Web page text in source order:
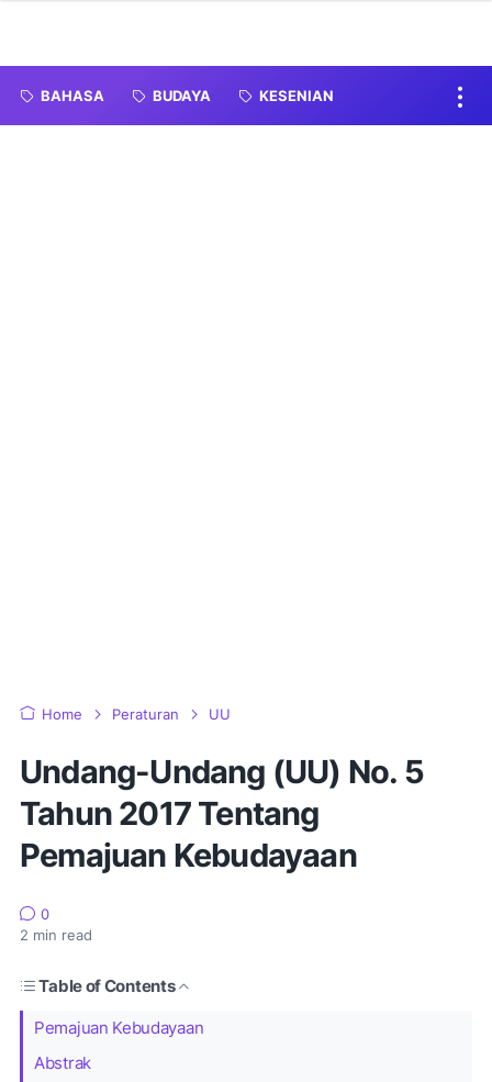
BAHASA BUDAYA KESENIAN
Home Peraturan UU
Undang-Undang (UU) No. 5
Tahun 2017 Tentang
Pemajuan Kebudayaan
0
2 min read
Table of Contents
Pemajuan Kebudayaan
Abstrak